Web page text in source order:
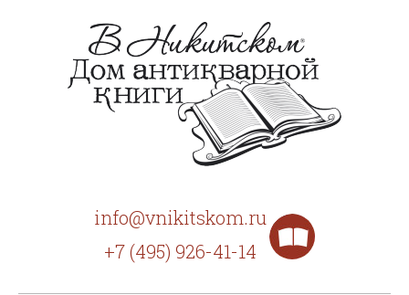
info@vnikitskom.ru
+7 (495) 926-41-14